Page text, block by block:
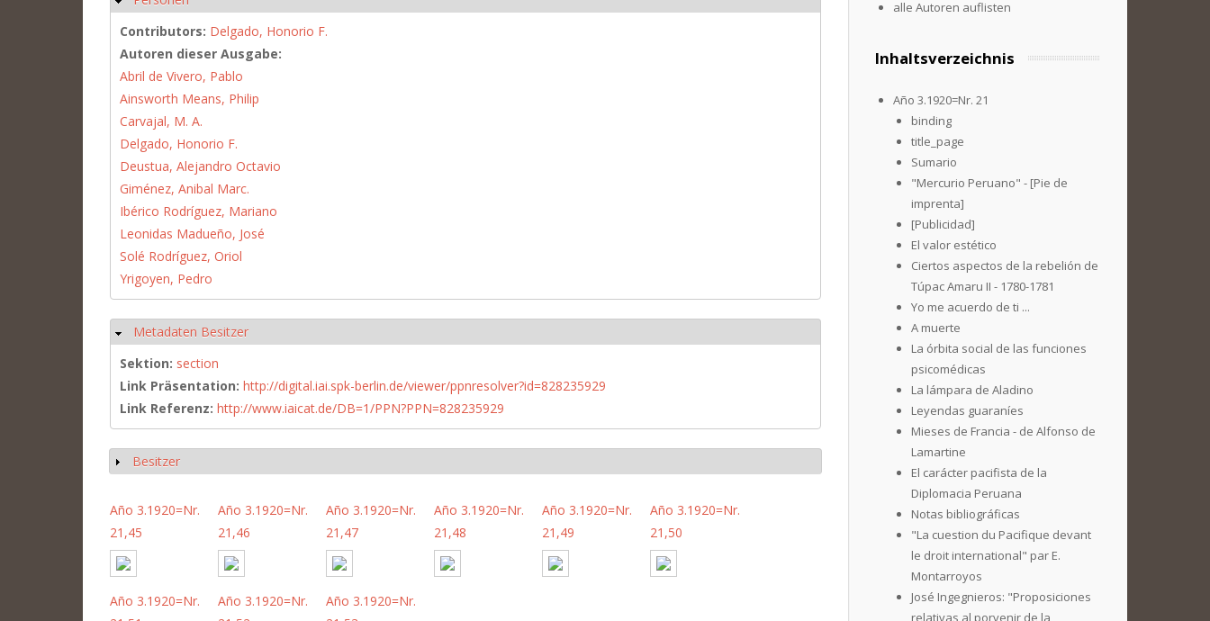
Contributors: Delgado, Honorio F.
Autoren dieser Ausgabe:
Abril de Vivero, Pablo
Ainsworth Means, Philip
Carvajal, M. A.
Delgado, Honorio F.
Deustua, Alejandro Octavio
Giménez, Anibal Marc.
Ibérico Rodríguez, Mariano
Leonidas Madueño, José
Solé Rodríguez, Oriol
Yrigoyen, Pedro
Hide
Metadaten Besitzer
Sektion: section
Link Präsentation: http://digital.iai.spk-berlin.de/viewer/ppnresolver?id=828235929
Link Referenz: http://www.iaicat.de/DB=1/PPN?PPN=828235929
Show
Besitzer
Año 3.1920=Nr.
21,45
Año 3.1920=Nr.
21,46
Año 3.1920=Nr.
21,47
Año 3.1920=Nr.
21,48
Año 3.1920=Nr.
21,49
Año 3.1920=Nr.
21,50
Año 3.1920=Nr.
Año 3.1920=Nr.
Año 3.1920=Nr.
alle Autoren auflisten
Inhaltsverzeichnis
Año 3.1920=Nr. 21
binding
title_page
Sumario
"Mercurio Peruano" - [Pie de
imprenta]
[Publicidad]
El valor estético
Ciertos aspectos de la rebelión de
Túpac Amaru II - 1780-1781
Yo me acuerdo de ti ...
A muerte
La órbita social de las funciones
psicomédicas
La lámpara de Aladino
Leyendas guaraníes
Mieses de Francia - de Alfonso de
Lamartine
El carácter pacifista de la
Diplomacia Peruana
Notas bibliográficas
"La cuestion du Pacifique devant
le droit international" par E.
Montarroyos
José Ingegnieros: "Proposiciones
relativas al porvenir de la